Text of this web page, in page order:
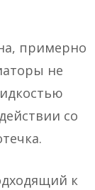
примерно
не
со
к